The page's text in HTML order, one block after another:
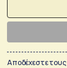
Αποδέχεστε τους